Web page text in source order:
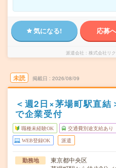
気になる! 応募
派遣会社 株式会社リ
未読 掲載日 2026/08/09
＜週2日×茅場町駅直
で企業受付
職種未経験OK 交通費別途支給あり
WEB登録OK 派遣
勤務地
東京都中央区